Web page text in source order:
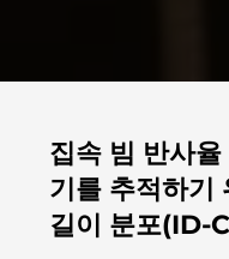
집속 빔 반사
기를 추적하기
길이 분포(ID-